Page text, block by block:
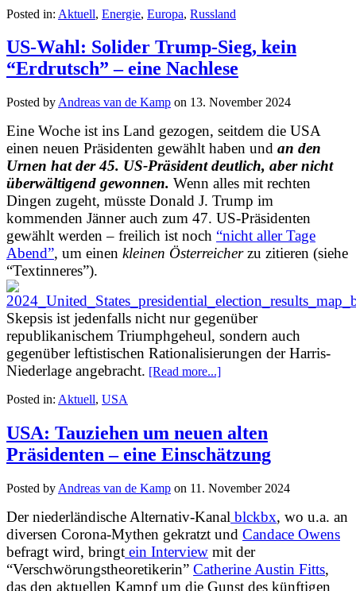
Posted in: Aktuell, Energie, Europa, Russland
US-Wahl: Solider Trump-Sieg, kein
“Erdrutsch” – eine Nachlese
Posted by Andreas van de Kamp on 13. November 2024
Eine Woche ist ins Land gezogen, seitdem die USA
einen neuen Präsidenten gewählt haben und an den
Urnen hat der 45. US-Präsident deutlich, aber nicht
überwältigend gewonnen. Wenn alles mit rechten
Dingen zugeht, müsste Donald J. Trump im
kommenden Jänner auch zum 47. US-Präsidenten
gewählt werden – freilich ist noch “nicht aller Tage
Abend”, um einen kleinen Österreicherzu zitieren (siehe
“Textinneres”).
Skepsis ist jedenfalls nicht nur gegenüber
republikanischem Triumphgeheul, sondern auch
gegenüber leftistischen Rationalisierungen der Harris-
Niederlage angebracht. [Read more...]
Posted in: Aktuell, USA
USA: Tauziehen um neuen alten
Präsidenten – eine Einschätzung
Posted by Andreas van de Kamp on 11. November 2024
Der niederländische Alternativ-Kanal blckbx, wo u.a. an
diversen Corona-Mythen gekratzt und Candace Owens
befragt wird, bringt ein Interview mit der
“Verschwörungstheoretikerin” Catherine Austin Fitts,
das den aktuellen Kampf um die Gunst des künftigen